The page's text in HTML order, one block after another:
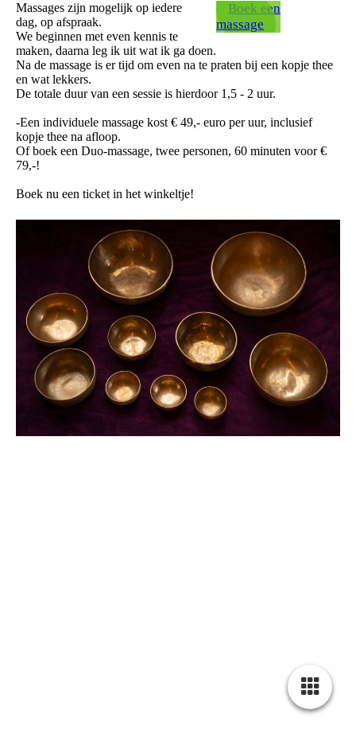
Boek een
massage
Massages zijn mogelijk op iedere
dag, op afspraak.
We beginnen met even kennis te
maken, daarna leg ik uit wat ik ga doen.
Na de massage is er tijd om even na te praten bij een kopje thee
en wat lekkers.
De totale duur van een sessie is hierdoor 1,5 - 2 uur.
-Een individuele massage kost € 49,- euro per uur, inclusief
kopje thee na afloop.
Of boek een Duo-massage, twee personen, 60 minuten voor €
79,-!
Boek nu een ticket in het winkeltje!